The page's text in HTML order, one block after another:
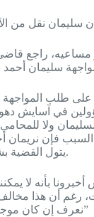
سليمان نقل من
مساعيه، راجع
طلب المواجهة
في آسايش دهوك
ولا
فإن نريمان
يتول القضية بشكل رسمي حتى الآن.
بأنه لا
رغم أن هذا
نعرف إن كان موجوداً عند الآسايش أم لا”